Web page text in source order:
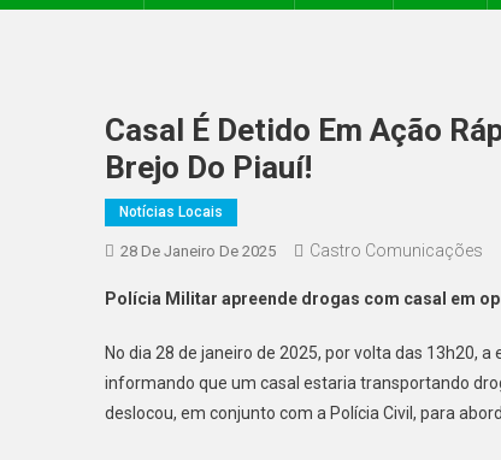
Casal É Detido Em Ação
Brejo Do Piauí!
Notícias Locais
28 De Janeiro De 2025 Castro Comunicações
Polícia Militar apreende drogas com casal em
No dia 28 de janeiro de 2025, por volta das 13h20,
informando que um casal estaria transportando
deslocou, em conjunto com a Polícia Civil, para